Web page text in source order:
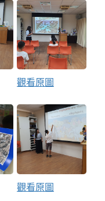
觀看原圖
觀看原圖